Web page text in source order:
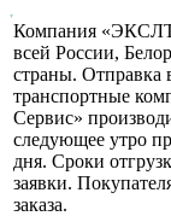
Компания
всей России,
страны. Отправка
транспортные
Сервис»
следующее утро
дня. Сроки
заявки.
заказа.